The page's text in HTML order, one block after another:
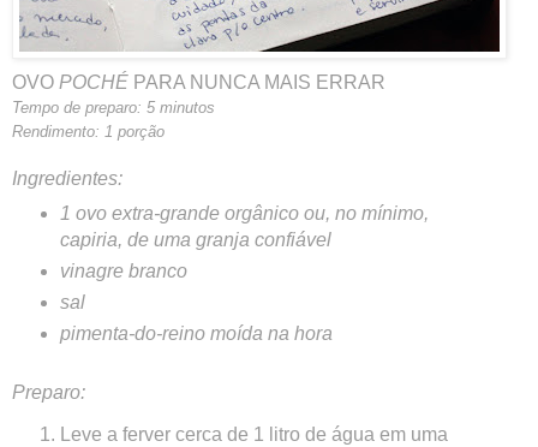
OVO POCHÉ PARA NUNCA MAIS ERRAR
Tempo de preparo: 5 minutos
Rendimento: 1 porção
Ingredientes:
1 ovo extra-grande orgânico ou, no mínimo,
capiria, de uma granja confiável
vinagre branco
sal
pimenta-do-reino moída na hora
Preparo:
Leve a ferver cerca de 1 litro de água em uma